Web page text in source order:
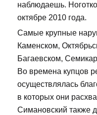
наблюдаешь.
октябре 2010 года.
Самые крупные
Каменском,
Багаевском,
Во времена купцов
осуществлялась
в которых они
Симановский также